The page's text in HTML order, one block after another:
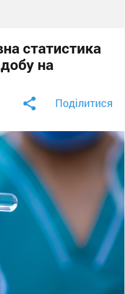
статистика
на
Поділитися